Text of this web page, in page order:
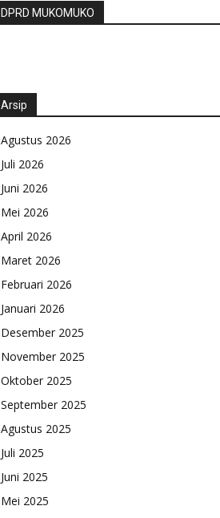
DPRD MUKOMUKO
Arsip
Agustus 2026
Juli 2026
Juni 2026
Mei 2026
April 2026
Maret 2026
Februari 2026
Januari 2026
Desember 2025
November 2025
Oktober 2025
September 2025
Agustus 2025
Juli 2025
Juni 2025
Mei 2025